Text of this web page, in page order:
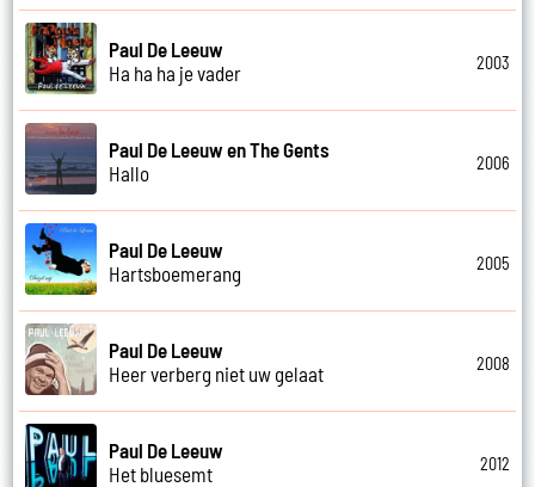
Paul De Leeuw
Ha ha ha je vader
2003
Paul De Leeuw en The Gents
Hallo
2006
Paul De Leeuw
Hartsboemerang
2005
Paul De Leeuw
Heer verberg niet uw gelaat
2008
Paul De Leeuw
Het bluesemt
2012